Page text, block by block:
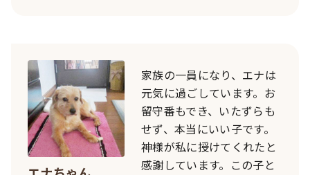
家族の一員になり、エナは
元気に過ごしています。お
留守番もでき、いたずらも
せず、本当にいい子です。
神様が私に授けてくれたと
感謝しています。この子と